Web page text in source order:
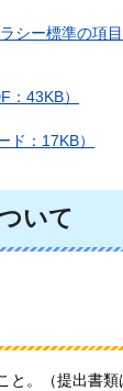
シー標準の項
：43KB）
ド：17KB）
いて
と。（提出書